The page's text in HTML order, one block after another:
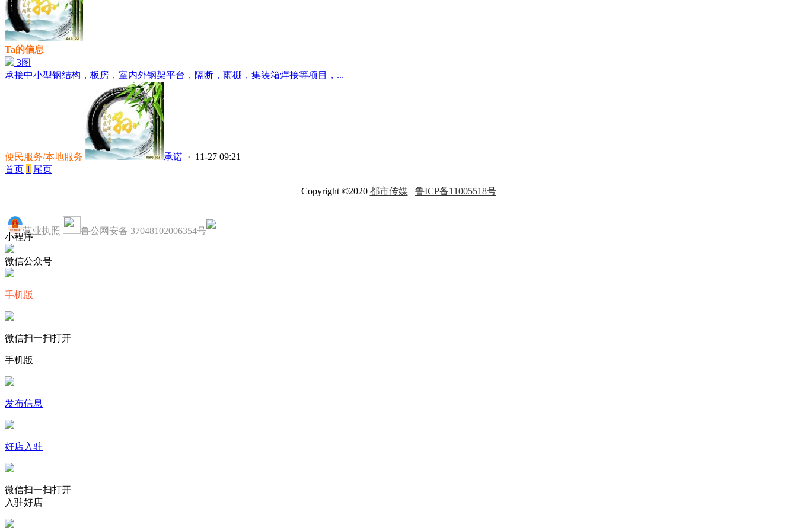
Ta的信息
3图
承接中小型钢结构，板房，室内外钢架平台，隔断，雨棚，集装箱焊接等项目，...
便民服务/本地服务 承诺 · 11-27 09:21
首页 1 尾页
Copyright ©2020 都市传媒 鲁ICP备11005518号
营业执照 鲁公网安备 37048102006354号
小程序
微信公众号
手机版
微信扫一扫打开
手机版
发布信息
好店入驻
微信扫一扫打开
入驻好店